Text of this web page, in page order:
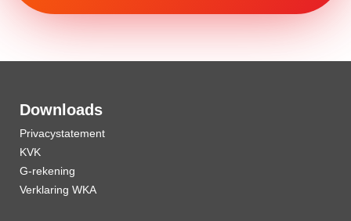
Downloads
Privacystatement
KVK
G-rekening
Verklaring WKA